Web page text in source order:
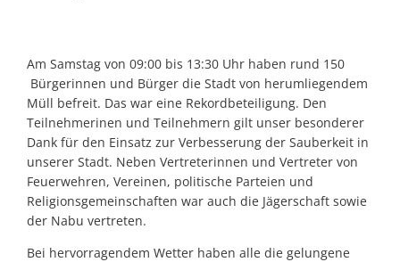
Am Samstag von 09:00 bis 13:30 Uhr haben rund 150
Bürgerinnen und Bürger die Stadt von herumliegendem
Müll befreit. Das war eine Rekordbeteiligung. Den
Teilnehmerinen und Teilnehmern gilt unser besonderer
Dank für den Einsatz zur Verbesserung der Sauberkeit in
unserer Stadt. Neben Vertreterinnen und Vertreter von
Feuerwehren, Vereinen, politische Parteien und
Religionsgemeinschaften war auch die Jägerschaft sowie
der Nabu vertreten.
Bei hervorragendem Wetter haben alle die gelungene